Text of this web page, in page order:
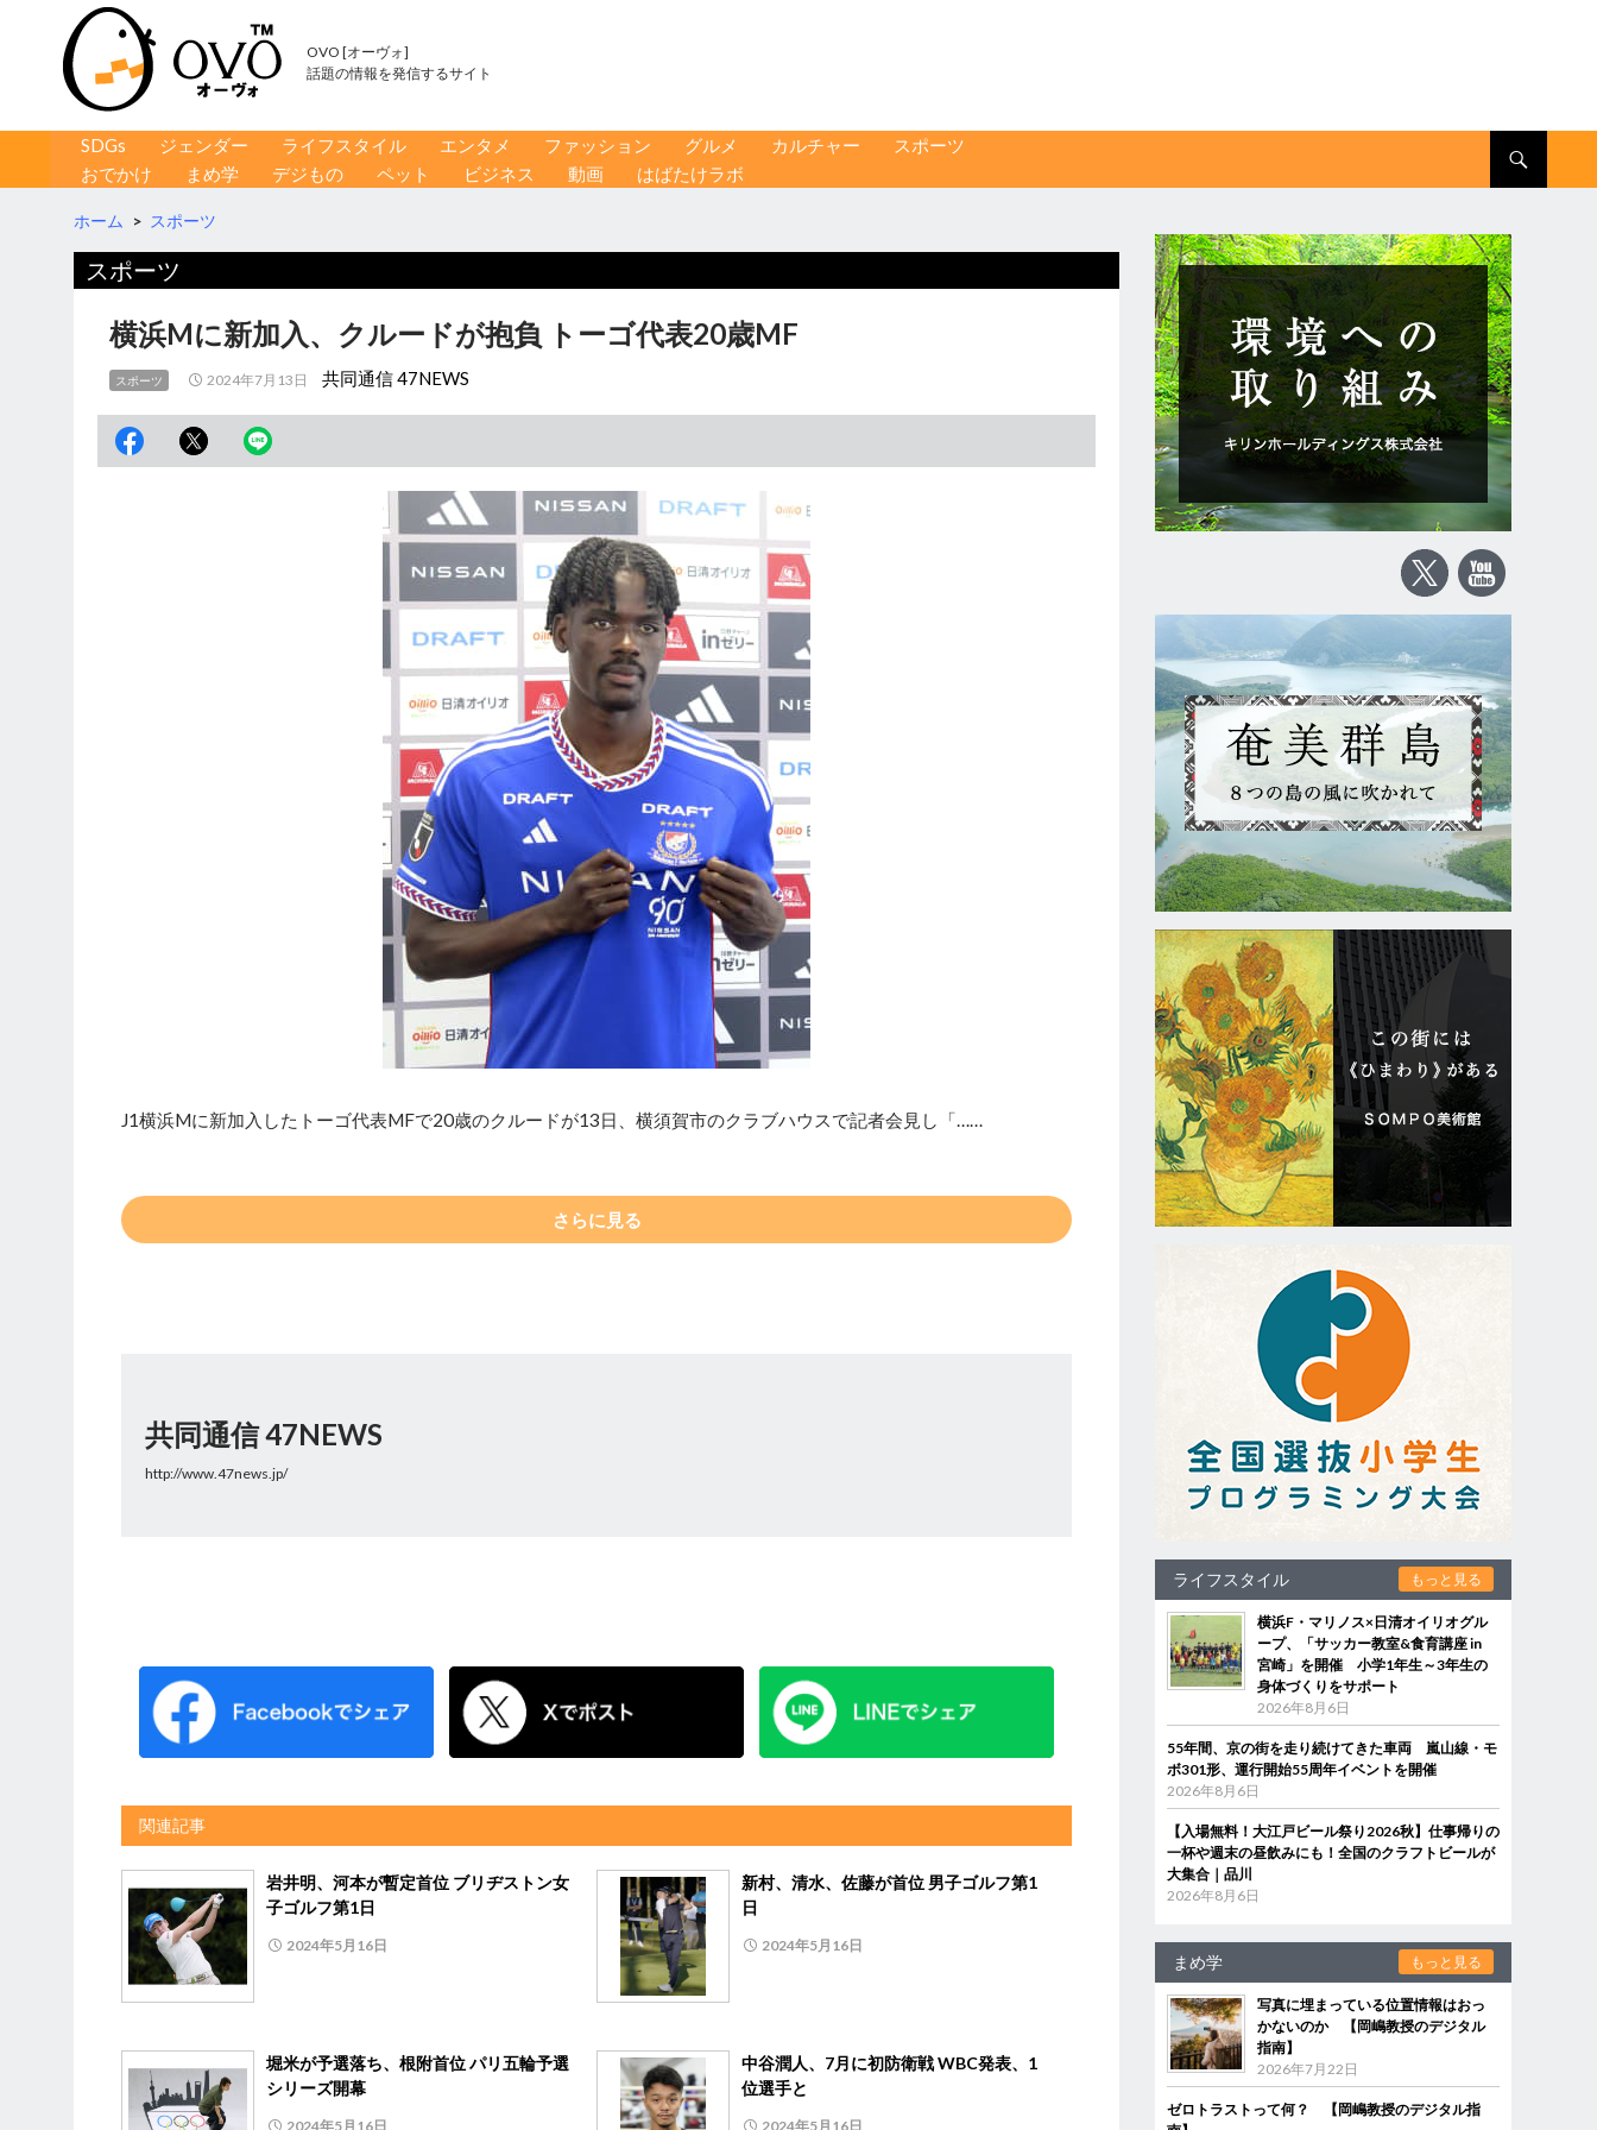
OVO [オーヴォ]
話題の情報を発信するサイト
コンテンツへ移動
SDGs ジェンダー ライフスタイル エンタメ ファッション グルメ カルチャー
スポーツ
おでかけ
まめ学 デジもの ペット ビジネス 動画 はばたけラボ
ホーム > スポーツ
スポーツ
横浜Mに新加入、クルードが抱負 トーゴ代表20歳MF
スポーツ 2024年7月13日 共同通信 47NEWS
J1横浜Mに新加入したトーゴ代表MFで20歳のクルードが13日、横須賀市のクラブハウスで記者会見し「……
さらに見る
共同通信 47NEWS
http://www.47news.jp/
関連記事
岩井明、河本が暫定首位 ブリヂストン女
子ゴルフ第1日
2024年5月16日
新村、清水、佐藤が首位 男子ゴルフ第1
日
2024年5月16日
堀米が予選落ち、根附首位 パリ五輪予選
シリーズ開幕
2024年5月16日
中谷潤人、7月に初防衛戦 WBC発表、1
位選手と
2024年5月16日
ライフスタイル もっと見る
横浜F・マリノス×日清オイリオグル
ープ、「サッカー教室&食育講座 in
宮崎」を開催 小学1年生～3年生の
身体づくりをサポート
2026年8月6日
55年間、京の街を走り続けてきた車両 嵐山線・モ
ボ301形、運行開始55周年イベントを開催
2026年8月6日
【入場無料！大江戸ビール祭り2026秋】仕事帰りの
一杯や週末の昼飲みにも！全国のクラフトビールが
大集合｜品川
2026年8月6日
まめ学 もっと見る
写真に埋まっている位置情報はおっ
かないのか 【岡嶋教授のデジタル
指南】
2026年7月22日
ゼロトラストって何？ 【岡嶋教授のデジタル指